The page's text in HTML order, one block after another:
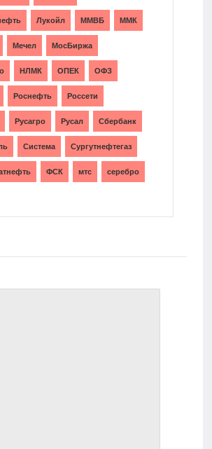
Лукойл ММВБ ММК
Мечел МосБиржа
НЛМК ОПЕК ОФЗ
Роснефть Россети
Русагро Русал Сбербанк
Система Сургутнефтегаз
ФСК мтс серебро